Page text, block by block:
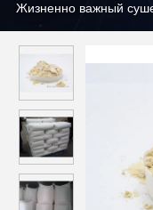
Жизненно важный